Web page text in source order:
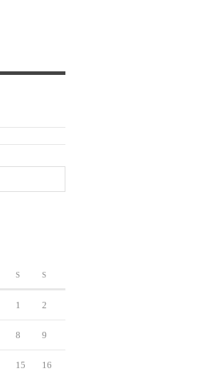
S S
1 2
8 9
15 16